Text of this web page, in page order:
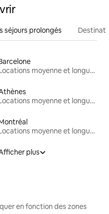
séjours prolongés
Locations moyenne et longue durée
Locations moyenne et longue durée
Locations moyenne et longue durée
plus
en fonction des zones